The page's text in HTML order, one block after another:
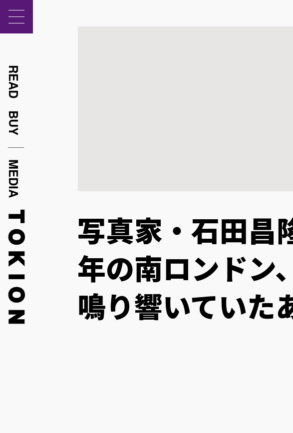
READ
BUY
MEDIA
写真家・石田
年の南ロンドン
鳴り響いていた